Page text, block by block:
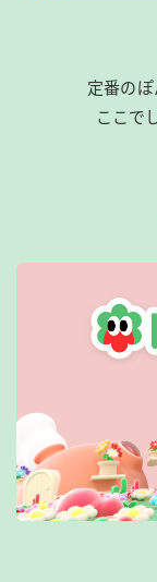
定番のぽ
ここで